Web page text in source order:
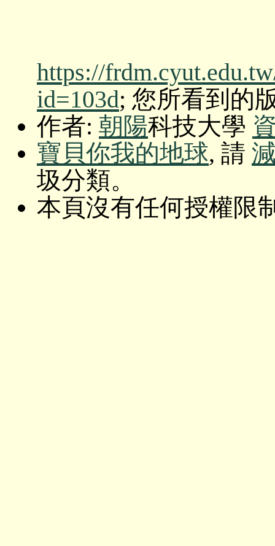
https://
id=103d; 您所看到的
作者: 朝陽科技大學
寶貝你我的地球, 請
圾分類。
本頁沒有任何授權限